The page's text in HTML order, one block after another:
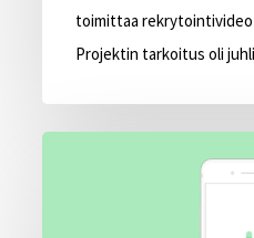
toimittaa
Projektin tarkoitus oli